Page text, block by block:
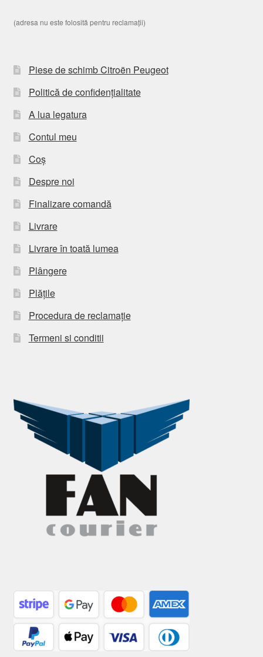
(adresa nu este folosită pentru reclamații)
Piese de schimb Citroën Peugeot
Politică de confidențialitate
A lua legatura
Contul meu
Coș
Despre noi
Finalizare comandă
Livrare
Livrare în toată lumea
Plângere
Plățile
Procedura de reclamație
Termeni si conditii